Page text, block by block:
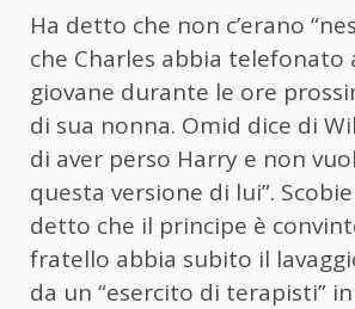
Ha detto che non c’erano
che Charles abbia telefonato
giovane durante le ore
di sua nonna. Omid dice di
di aver perso Harry e non
questa versione di lui”.
detto che il principe è
fratello abbia subito il
da un “esercito di terapisti”